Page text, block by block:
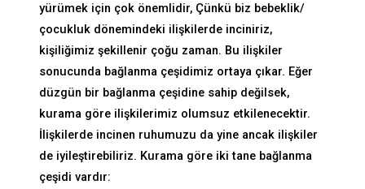
yürümek için çok önemlidir, Çünkü biz bebeklik/
çocukluk dönemindeki ilişkilerde inciniriz,
kişiliğimiz şekillenir çoğu zaman. Bu ilişkiler
sonucunda bağlanma çeşidimiz ortaya çıkar. Eğer
düzgün bir bağlanma çeşidine sahip değilsek,
kurama göre ilişkilerimiz olumsuz etkilenecektir.
İlişkilerde incinen ruhumuzu da yine ancak ilişkiler
de iyileştirebiliriz. Kurama göre iki tane bağlanma
çeşidi vardır: